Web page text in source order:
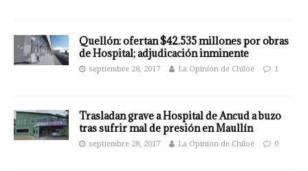
Quellón: ofertan $42.535 millones por obras
de Hospital; adjudicación inminente
septiembre 28, 2017 La Opinión de Chiloé 1
Trasladan grave a Hospital de Ancud a buzo
tras sufrir mal de presión en Maullín
septiembre 28, 2017 La Opinión de Chiloé 0